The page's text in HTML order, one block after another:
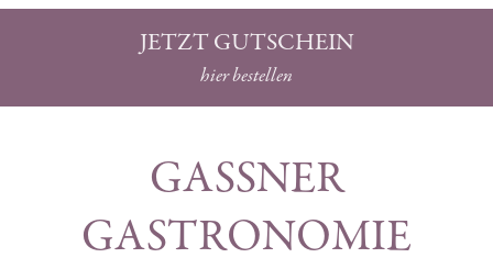
JETZT GUTSCHEIN
hier bestellen
GASSNER
GASTRONOMIE